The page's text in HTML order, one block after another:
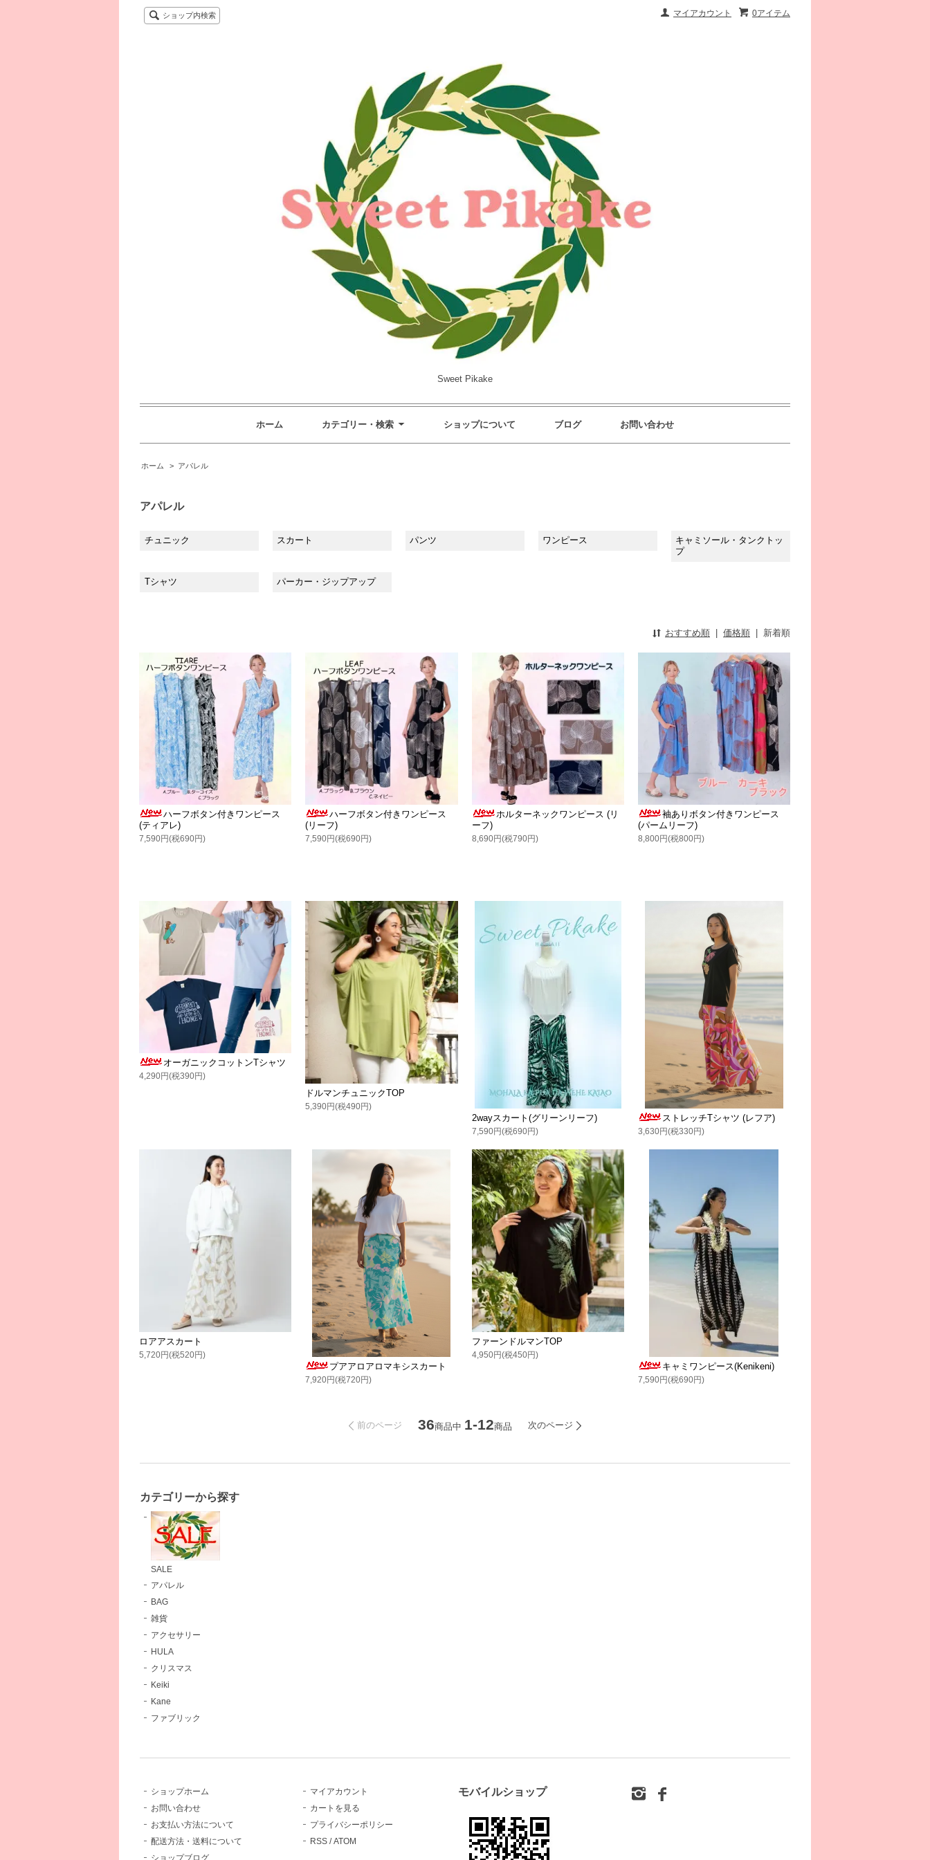
0アイテム
マイアカウント
ショップ内検索
Sweet Pikake
ホーム カテゴリー・検索 ショップについて ブログ お問い合わせ
ホーム > アパレル
アパレル
チュニック スカート パンツ ワンピース
キャミソール・タンクトッ
プ
Tシャツ パーカー・ジップアップ
おすすめ順 | 価格順 | 新着順
ハーフボタン付きワンピース
(ティアレ)
7,590円(税690円)
ハーフボタン付きワンピース
(リーフ)
7,590円(税690円)
ホルターネックワンピース (リ
ーフ)
8,690円(税790円)
袖ありボタン付きワンピース
(パームリーフ)
8,800円(税800円)
オーガニックコットンTシャツ
4,290円(税390円)
ドルマンチュニックTOP
5,390円(税490円)
2wayスカート(グリーンリーフ)
7,590円(税690円)
ストレッチTシャツ (レフア)
3,630円(税330円)
ロアアスカート
5,720円(税520円)
プアアロアロマキシスカート
7,920円(税720円)
ファーンドルマンTOP
4,950円(税450円)
キャミワンピース(Kenikeni)
7,590円(税690円)
前のページ 36商品中 1-12商品 次のページ
カテゴリーから探す
SALE
アパレル
BAG
雑貨
アクセサリー
HULA
クリスマス
Keiki
Kane
ファブリック
ショップホーム
お問い合わせ
お支払い方法について
配送方法・送料について
ショップブログ
マイアカウント
カートを見る
プライバシーポリシー
RSS /ATOM
モバイルショップ